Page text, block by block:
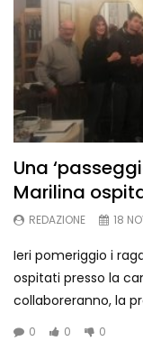
Una
Marilina
REDAZIONE 18
Ieri pomeriggio i
ospitati presso la
collaboreranno, la
0 0 0